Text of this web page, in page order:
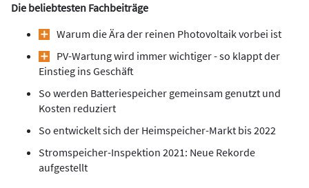
Die beliebtesten Fachbeiträge
Warum die Är a der re inen Photovoltaik vorbei ist
PV-Wartung wird immer wichtiger - so klappt der
Einstieg ins Geschäft
So werden Batteriespeicher gemeinsam genutzt und
Kosten reduziert
So entwickelt sich der Heimspeicher-Markt bis 2022
Stromspeicher-Inspektion 2021: Neue Rekorde
aufgestellt